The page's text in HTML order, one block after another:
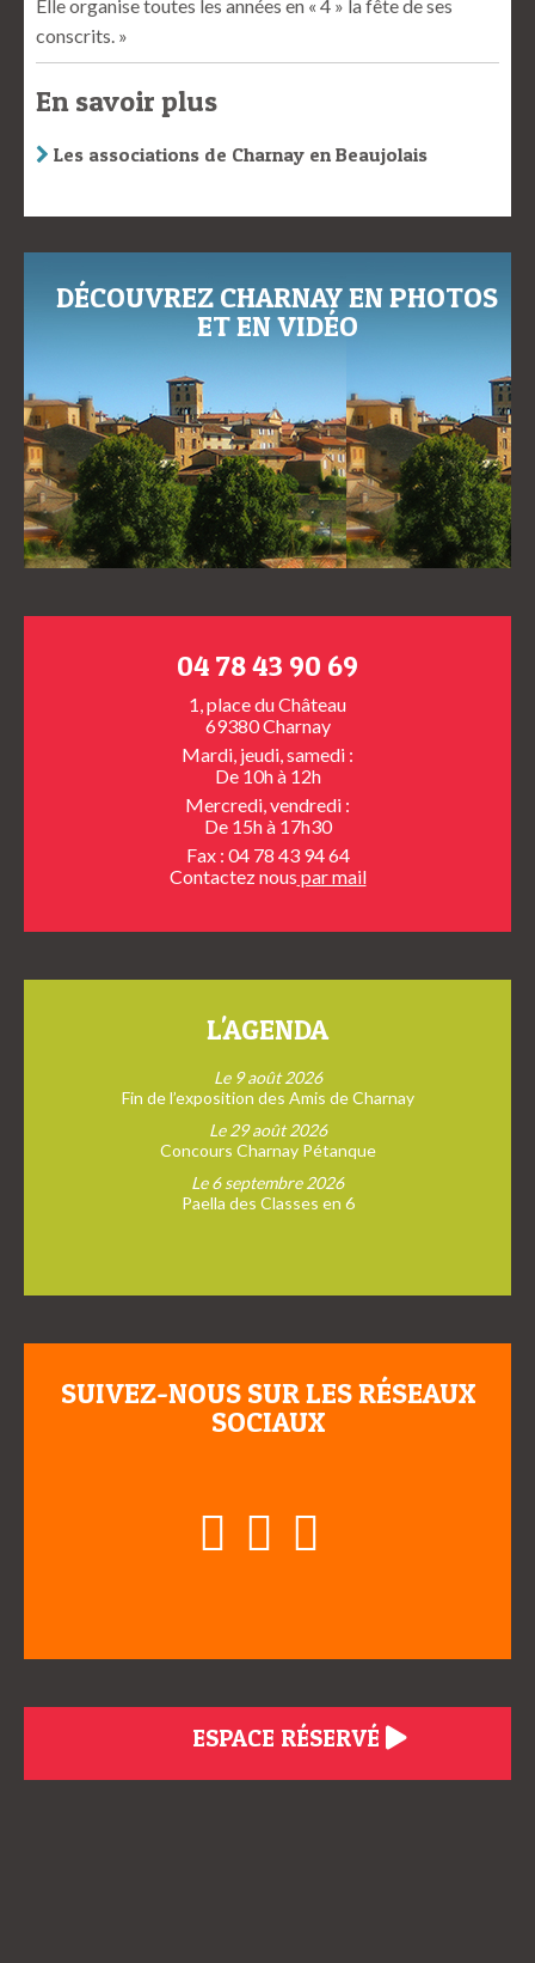
Elle organise toutes les années en « 4 » la fête de ses
conscrits. »
En savoir plus
Les associations de Charnay en Beaujolais
DÉCOUVREZ CHARNAY EN PHOTOS
ET EN VIDÉO
04 78 43 90 69
1, place du Château
69380 Charnay
Mardi, jeudi, samedi :
De 10h à 12h
Mercredi, vendredi :
De 15h à 17h30
Fax : 04 78 43 94 64
Contactez nous par mail
L'AGENDA
Le 9 août 2026
Fin de l’exposition des Amis de Charnay
Le 29 août 2026
Concours Charnay Pétanque
Le 6 septembre 2026
Paella des Classes en 6
SUIVEZ-NOUS SUR LES RÉSEAUX
SOCIAUX
ESPACE RÉSERVÉ